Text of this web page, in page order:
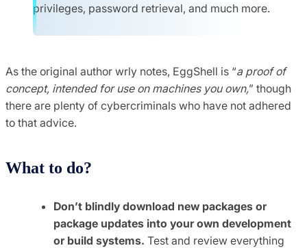
privileges, password retrieval, and much more.
As the original author wrly notes, EggShell is “a proof of
concept, intended for use on machines you own,” though
there are plenty of cybercriminals who have not adhered
to that advice.
What to do?
Don’t blindly download new packages or
package updates into your own development
or build systems. Test and review everything